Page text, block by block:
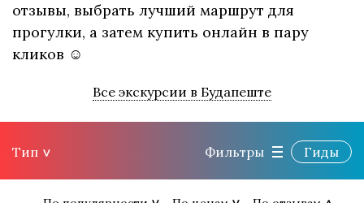
отзывы, выбрать лучший маршрут для
прогулки, а затем купить онлайн в пару
кликов ☺
Все экскурсии в Будапеште
Тип Фильтры Гиды